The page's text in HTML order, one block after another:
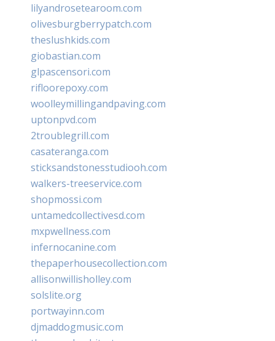
lilyandrosetearoom.com
olivesburgberrypatch.com
theslushkids.com
giobastian.com
glpascensori.com
rifloorepoxy.com
woolleymillingandpaving.com
uptonpvd.com
2troublegrill.com
casateranga.com
sticksandstonesstudiooh.com
walkers-treeservice.com
shopmossi.com
untamedcollectivesd.com
mxpwellness.com
infernocanine.com
thepaperhousecollection.com
allisonwillisholley.com
solslite.org
portwayinn.com
djmaddogmusic.com